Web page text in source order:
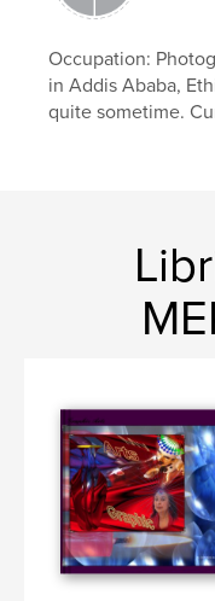
Occupation:
in Addis Ababa,
quite sometime.